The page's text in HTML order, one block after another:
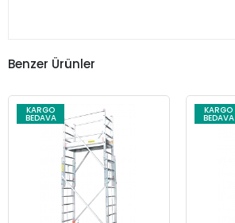
Benzer Ürünler
KARGO
BEDAVA
KARGO
BEDAVA